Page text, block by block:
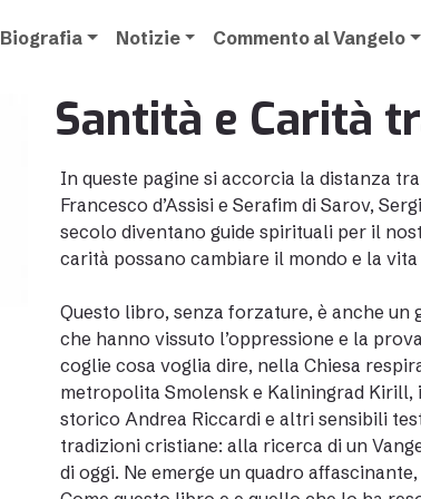
Biografia Notizie Commento al Vangelo
Santità e Carità
In queste pagine si accorcia la distanza
Francesco d’Assisi e Serafim di Sarov,
secolo diventano guide spirituali per il
carità possano cambiare il mondo e la vita
Questo libro, senza forzature, è anche un
che hanno vissuto l’oppressione e la
coglie cosa voglia dire, nella Chiesa
metropolita Smolensk e Kaliningrad Kirill,
storico Andrea Riccardi e altri sensibili
tradizioni cristiane: alla ricerca di un
di oggi. Ne emerge un quadro